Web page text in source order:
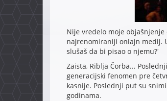
Nije vredelo moje
najrenomiraniji onlajn medij.
slušaš da bi pisao o njemu?'
Zaista, Riblja Čorba...
generacijski fenomen pre
kasnije. Poslednji put su
godinama.